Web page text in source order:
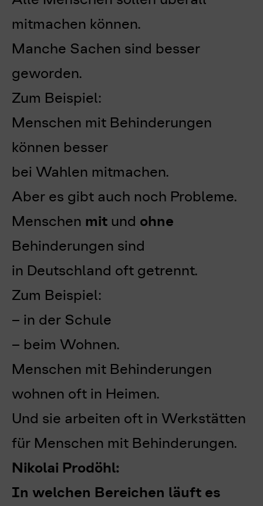
mitmachen können.
Manche Sachen sind besser
geworden.
Zum Beispiel:
Menschen mit Behinderungen
können besser
bei Wahlen mitmachen.
Aber es gibt auch noch Probleme.
Menschen mit und ohne
Behinderungen sind
in Deutschland oft getrennt.
Zum Beispiel:
– in der Schule
– beim Wohnen.
Menschen mit Behinderungen
wohnen oft in Heimen.
Und sie arbeiten oft in Werkstätten
für Menschen mit Behinderungen.
Nikolai Prodöhl:
In welchen Bereichen läuft es